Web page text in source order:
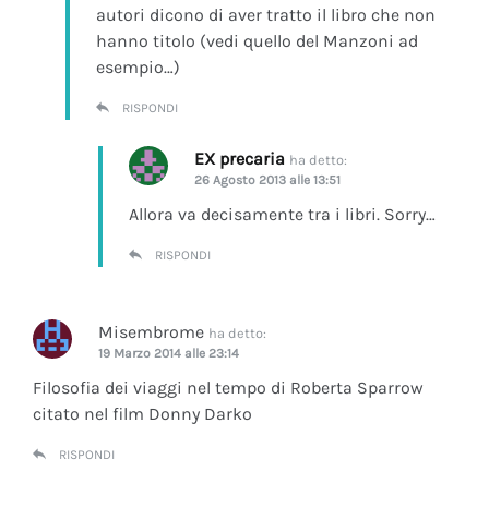
autori dicono di aver tratto il libro che non
hanno titolo (vedi quello del Manzoni ad
esempio…)
RISPONDI
EX precaria ha detto:
26 Agosto 2013 alle 13:51
Allora va decisamente tra i libri. Sorry…
RISPONDI
Misembrome ha detto:
19 Marzo 2014 alle 23:14
Filosofia dei viaggi nel tempo di Roberta Sparrow
citato nel film Donny Darko
RISPONDI